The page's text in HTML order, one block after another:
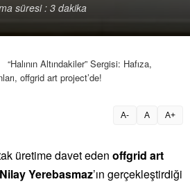
süresi : 3 dakika
“Halının Altındakiler” Sergisi: Hafıza,
offgrid art project’de!
A- A A+
üretime davet eden offgrid art
Nilay Yerebasmaz’ın gerçekleştirdiği